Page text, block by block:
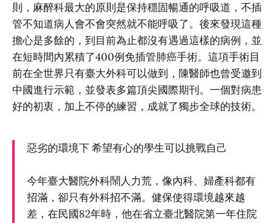
則，麻醉科最大的原則是保持穩固暢通的呼吸道，不插
管不知道病人會不會突然就不能呼吸了。後來發現這種
擔心是多餘的，到目前為止都沒有遇過這樣的病例，並
在短時間內累積了400例免插管肺癌手術。這項手術目
前在全世界只有臺大外科可以做到，陳醫師也曾受邀到
中國進行示範，並發表多篇頂尖國際期刊。一個對病患
好的初衷，加上不停的練習，成就了獨步全球的技術。
惡劣的環境下 希望有心的學生可以挑戰自己
今年臺大醫院外科鬧人力荒，像內科、婦產科都有
招滿，卻只有外科招不滿。健保使得環境越來越
差，在民國82年時，他在省立臺北醫院第一年住院